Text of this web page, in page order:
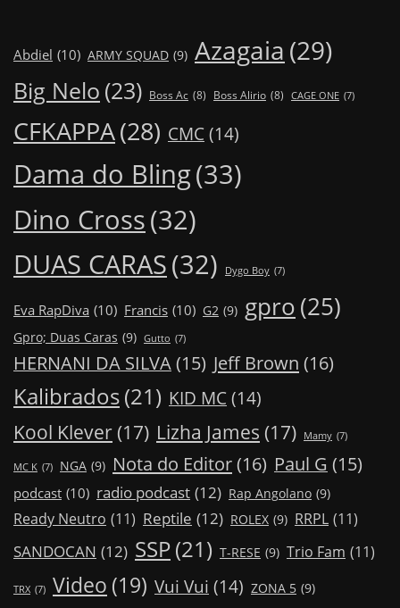
Abdiel (10) ARMY SQUAD (9) Azagaia (29)
Big Nelo (23) Boss Ac (8) Boss Alirio (8) CAGE ONE (7)
CFKAPPA(28) CMC (14)
Dama do Bling(33)
Dino Cross(32)
DUAS CARAS(32) Dygo Boy (7)
Eva RapDiva (10) Francis (10) G2 (9) gpro(25)
Gpro; Duas Caras (9) Gutto (7)
HERNANI DA SILVA(15) Jeff Brown (16)
Kalibrados(21) KID MC (14)
Kool Klever (17) Lizha James (17) Mamy (7)
MC K (7) NGA (9) Nota do Editor(16) Paul G (15)
podcast (10) radio podcast (12) Rap Angolano (9)
Ready Neutro (11) Reptile (12) ROLEX (9) RRPL (11)
SANDOCAN (12) SSP(21) T-RESE (9) Trio Fam (11)
TRX (7) Video (19) Vui Vui (14) ZONA 5 (9)